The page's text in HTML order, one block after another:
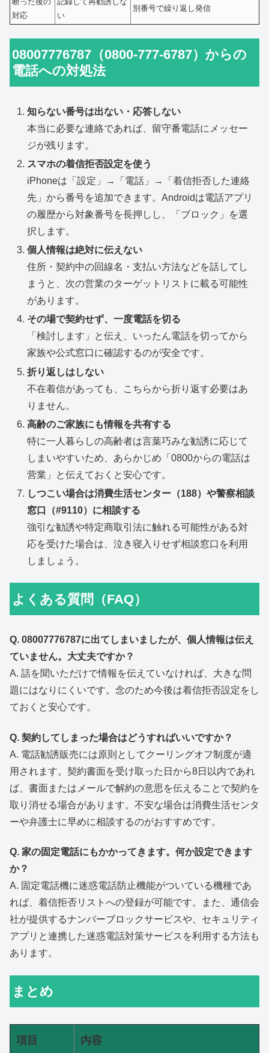
対応
い
別番号で繰り返し発信
08007776787（0800-777-6787）からの
電話への対処法
知らない番号は出ない・応答しない
本当に必要な連絡であれば、留守番電話にメッセー
ジが残ります。
スマホの着信拒否設定を使う
iPhoneは「設定」→「電話」→「着信拒否した連絡
先」から番号を追加できます。Androidは電話アプリ
の履歴から対象番号を長押しし、「ブロック」を選
択します。
個人情報は絶対に伝えない
住所・契約中の回線名・支払い方法などを話してし
まうと、次の営業のターゲットリストに載る可能性
があります。
その場で契約せず、一度電話を切る
「検討します」と伝え、いったん電話を切ってから
家族や公式窓口に確認するのが安全です。
折り返しはしない
不在着信があっても、こちらから折り返す必要はあ
りません。
高齢のご家族にも情報を共有する
特に一人暮らしの高齢者は言葉巧みな勧誘に応じて
しまいやすいため、あらかじめ「0800からの電話は
营業」と伝えておくと安心です。
しつこい場合は消費生活センター（188）や警察相談
窓口（#9110）に相談する
強引な勧誘や特定商取引法に触れる可能性がある対
応を受けた場合は、泣き寝入りせず相談窓口を利用
しましょう。
よくある質問（FAQ）
Q. 08007776787に出てしまいましたが、個人情報は伝え
ていません。大丈夫ですか？
A. 話を聞いただけで情報を伝えていなければ、大きな問
題にはなりにくいです。念のため今後は着信拒否設定をし
ておくと安心です。
Q. 契約してしまった場合はどうすればいいですか？
A. 電話勧誘販売には原則としてクーリングオフ制度が適
用されます。契約書面を受け取った日から8日以内であれ
ば、書面またはメールで解約の意思を伝えることで契約を
取り消せる場合があります。不安な場合は消費生活センタ
ーや弁護士に早めに相談するのがおすすめです。
Q. 家の固定電話にもかかってきます。何か設定できます
か？
A. 固定電話機に迷惑電話防止機能がついている機種であ
れば、着信拒否リストへの登録が可能です。また、通信会
社が提供するナンバーブロックサービスや、セキュリティ
アプリと連携した迷惑電話対策サービスを利用する方法も
あります。
まとめ
項目 内容